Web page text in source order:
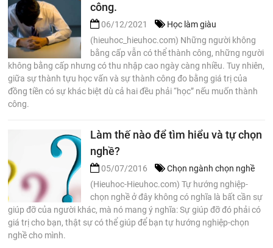
công.
06/12/2021
Học làm giàu
(hieuhoc_hieuhoc.com) Những người không
bằng cấp vẫn có thể thành công, những người
không bằng cấp nhưng có thu nhập cao ngày càng nhiều. Tuy nhiên,
giữa sự thành tựu học vấn và sự thành công đo bằng giá trị của
đồng tiền có sự khác biệt dù cả hai đều phải “học” nếu muốn thành
công.
Làm thế nào để tìm hiểu và tự chọn
nghề?
05/07/2016
Chọn ngành chọn nghề
(Hieuhoc-Hieuhoc.com) Tự hướng nghiệp-
chọn nghề ở đây không có nghĩa là bất cần sự
giúp đỡ của người khác, mà nó mang ý nghĩa: Sự giúp đỡ đó phải có
giá trị cho bạn, thật sự có thể giúp để bạn tự hướng nghiệp-chọn
nghề cho mình.